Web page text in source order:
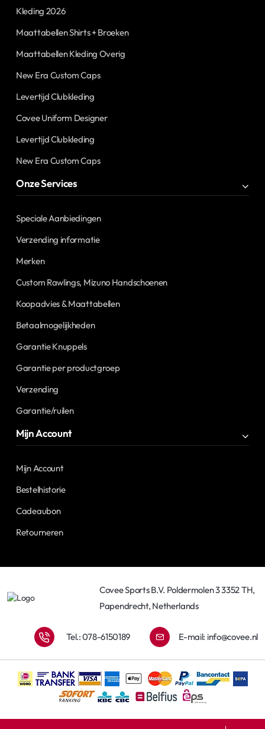
Kleding 2026
Maattabellen Shirts + Broeken
Maattabellen Kleding Overig
New Era Custom Caps
Levertijd Clubkleding
Covee Uniform Designer
Levertijd Clubkleding
New Era Custom Caps
Onze Services
Speciale Aanbiedingen
Verzending informatie
Merken
Custom Rawlings, Mizuno Handschoenen
Koopadvies & Maattabellen
Betaalmogelijkheden
Garantie Knuppels
Garantie per productgroep
Verzending
Garantie/ruilen
Mijn Account
Mijn Account
Bestelhistorie
Cadeaubon
Retourneren
Covee Sports B.V. Poldermolen 3 3352 TH,
Papendrecht, Netherlands
Tel.: 078-6150189 E-mail: info@covee.nl